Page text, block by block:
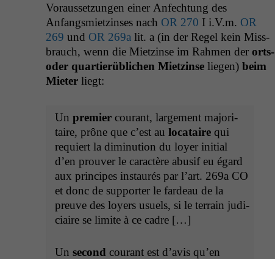
Voraus­set­zun­gen ein­er Anfech­tung des
Anfangsmi­et­zins­es nach OR 270 I i.V.m. OR
269 und OR 269a lit. a (in der Regel kein Miss­
brauch, wenn die Miet­zinse im Rah­men der orts-
oder quartierüblichen Miet­zinseliegen) beim
Mieterliegt:
Un pre­mier courant, large­ment majori­
taire, prône que c’est au locataire qui
requiert la diminu­tion du loy­er ini­tial
d’en prou­ver le car­ac­tère abusif eu égard
aux principes instau­rés par l’art. 269a CO
et donc de sup­port­er le fardeau de la
preuve des loy­ers usuels, si le ter­rain judi­
ci­aire se lim­ite à ce cadre […]
Un sec­ond courant est d’avis qu’en